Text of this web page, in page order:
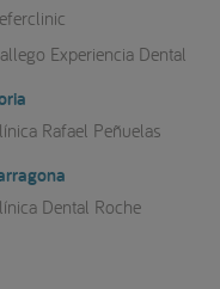
Experiencia Dental
Rafael Peñuelas
Dental Roche